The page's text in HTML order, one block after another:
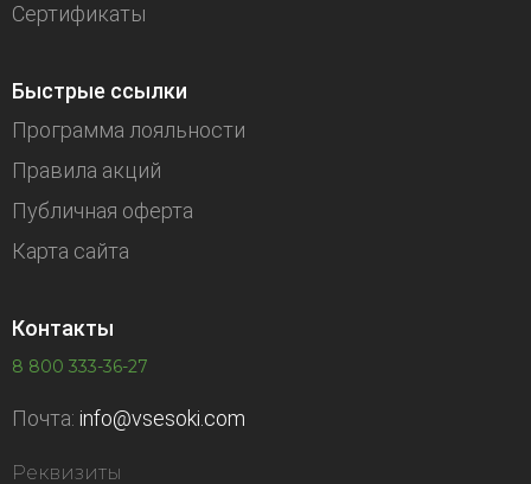
Сертификаты
Быстрые ссылки
Программа лояльности
Правила акций
Публичная оферта
Карта сайта
Контакты
8 800 333-36-27
Почта: info@vsesoki.com
Реквизиты